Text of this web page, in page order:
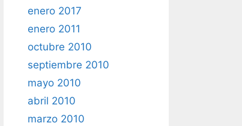
enero 2017
enero 2011
octubre 2010
septiembre 2010
mayo 2010
abril 2010
marzo 2010